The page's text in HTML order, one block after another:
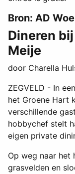
Bron: AD
Dineren
Meije
door Charella
ZEGVELD - In
het Groene Hart
verschillende
hobbychef stelt
eigen private
Op weg naar het
grasvelden en